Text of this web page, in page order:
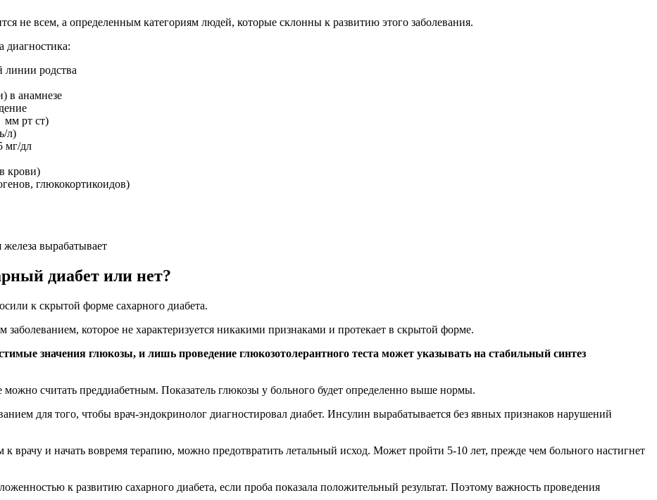
не всем, а определенным категориям людей, которые склонны к развитию этого заболевания.
линии родства
в анамнезе
мм рт ст)
л)
мг/дл
крови)
глюкокортикоидов)
железа вырабатывает
диабет или нет?
к скрытой форме сахарного диабета.
заболеванием, которое не характеризуется никакими признаками и протекает в скрытой форме.
значения глюкозы, и лишь проведение глюкозотолерантного теста может указывать на стабильный синтез
можно считать преддиабетным. Показатель глюкозы у больного будет определенно выше нормы.
для того, чтобы врач-эндокринолог диагностировал диабет. Инсулин вырабатывается без явных признаков нарушений
к врачу и начать вовремя терапию, можно предотвратить летальный исход. Может пройти 5-10 лет, прежде чем больного настигнет
к развитию сахарного диабета, если проба показала положительный результат. Поэтому важность проведения